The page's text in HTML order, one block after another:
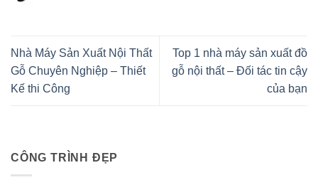
Nhà Máy Sản Xuất Nội Thất
Gỗ Chuyên Nghiệp – Thiết
Kế thi Công
Top 1 nhà máy sản xuất đồ
gỗ nội thất – Đối tác tin cậy
của bạn
CÔNG TRÌNH ĐẸP